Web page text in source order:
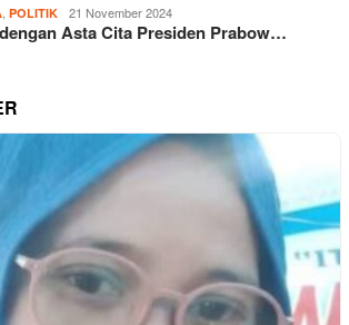
, POLITIK 21 November 2024
Asta Cita Presiden Prabow…